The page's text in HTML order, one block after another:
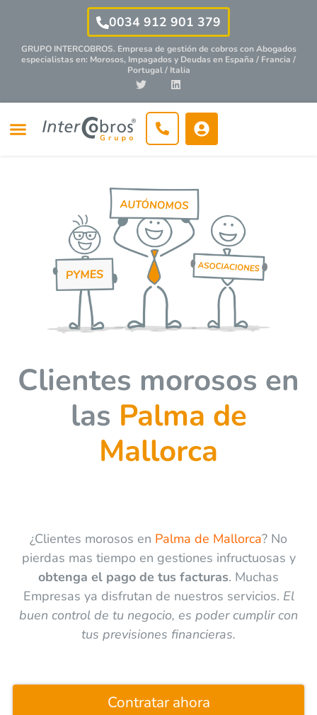
0034 912 901 379
GRUPO INTERCOBROS. Empresa de gestión de cobros conAbogados
especialistasen: Morosos, Impagados y Deudas en España / Francia /
Portugal / Italia
Clientes morosos en
las Palma de
Mallorca
¿Clientes morosos en Palma de Mallorca? No
pierdas mas tiempo en gestiones infructuosas y
obtenga el pago de tus facturas. Muchas
Empresas ya disfrutan de nuestros servicios. El
buen control de tu negocio, es poder cumplir con
tus previsiones financieras.
Contratar ahora